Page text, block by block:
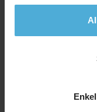
275/35R19 100Y
285/40R19 107Y